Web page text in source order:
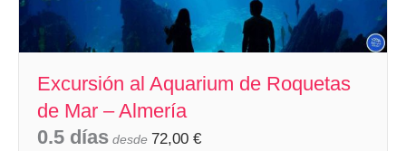
Excursión al Aquarium de Roquetas
de Mar – Almería
0.5 días desde 72,00 €